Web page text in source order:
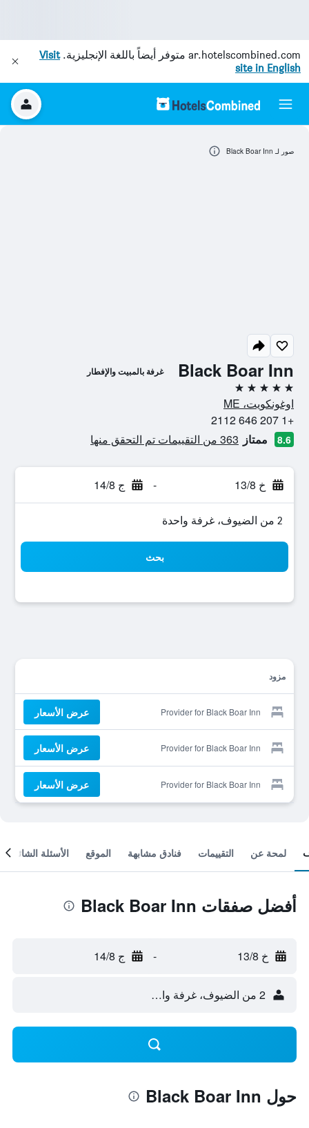
ar.hotelscombined.com متوفر أيضاً باللغة الإنجليزية.Visit
site in English
Black Boar Inn غرفة بالمبيت والإفطار
5 نجوم
اوغونكويت، ME
+1 207 646 2112
8.6 ممتاز 363 من التقييمات تم التحقق منها
خ 13/8 - ج 14/8
2 من الضيوف، غرفة واحدة
بحث
مزود
Provider for Black Boar Inn عرض الأسعار
Provider for Black Boar Inn عرض الأسعار
Provider for Black Boar Inn عرض الأسعار
صور لـ Black Boar Inn
لمحة عن التقييمات فنادق مشابهة الموقع الأسئلة الشائعة
أفضل صفقات Black Boar Inn
خ 13/8 - ج 14/8
2 من الضيوف، غرفة واحدة
حول Black Boar Inn